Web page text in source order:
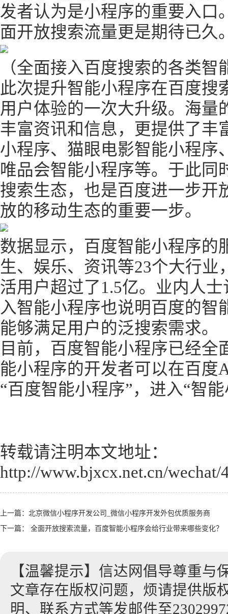
发者认为是小程序的重要入口
面开放搜索流量更是期待已久
（全面接入百度搜索的各类智
此次提升智能小程序在百度搜
用户体验的一次大升级。海量
丰富资讯和信息，更提供了丰
小程序、猫眼电影智能小程序
唯品会智能小程序等。于此同
搜索生态，也是百度进一步开
放的移动生态的重要一步。
数据显示，百度智能小程序的
生、娱乐、资讯等23个大行业
活用户超过了1.5亿。业内人
入智能小程序也说明百度的智
能够满足用户的泛搜索需求。
目前，百度智能小程序已经全
能小程序的开发者可以在百度
“百度智能小程序”，进入“智
转载请注明本文地址：
http://www.bjxcx.net.cn/wechat/
上一篇： 北京微信小程序开发公司_微信小程序开发外包优质服务商
下一篇：
全面开放搜索流量，百度智能小程序会给行业带来哪些变化？
【温馨提示】信达网倡导尊重与
文章存在版权问题，烦请提供版
明、联系方式等发邮件至